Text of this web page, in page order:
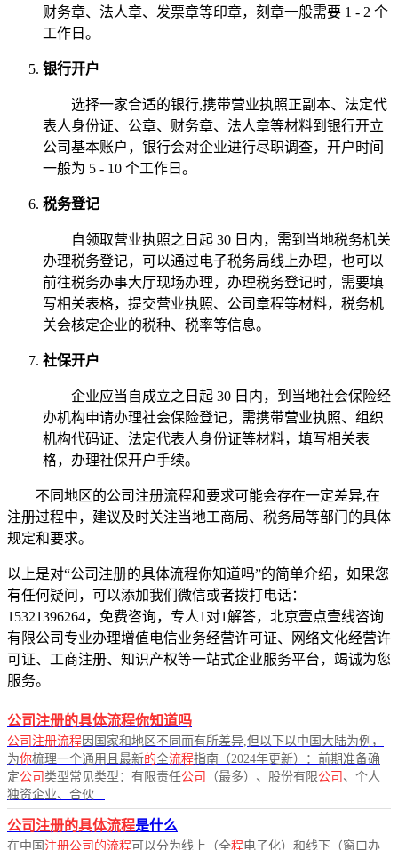
财务章、法人章、发票章等印章，刻章一般需要 1 - 2 个
工作日。
银行开户
选择一家合适的银行,携带营业执照正副本、法定代
表人身份证、公章、财务章、法人章等材料到银行开立
公司基本账户，银行会对企业进行尽职调查，开户时间
一般为 5 - 10 个工作日。
税务登记
自领取营业执照之日起 30 日内，需到当地税务机关
办理税务登记，可以通过电子税务局线上办理，也可以
前往税务办事大厅现场办理，办理税务登记时，需要填
写相关表格，提交营业执照、公司章程等材料，税务机
关会核定企业的税种、税率等信息。
社保开户
企业应当自成立之日起 30 日内，到当地社会保险经
办机构申请办理社会保险登记，需携带营业执照、组织
机构代码证、法定代表人身份证等材料，填写相关表
格，办理社保开户手续。
不同地区的公司注册流程和要求可能会存在一定差异,在
注册过程中，建议及时关注当地工商局、税务局等部门的具体
规定和要求。
以上是对“公司注册的具体流程你知道吗”的简单介绍，如果您
有任何疑问，可以添加我们微信或者拨打电话：
15321396264，免费咨询，专人1对1解答，北京壹点壹线咨询
有限公司专业办理增值电信业务经营许可证、网络文化经营许
可证、工商注册、知识产权等一站式企业服务平台，竭诚为您
服务。
公司注册的具体流程你知道吗
公司注册流程 因国家和地区不同而有所差异,但以下以中国大陆为例，
为你梳理一个通用且最新的全流程指南（2024年更新）：前期准备确
定公司 类型常见类型：有限责任公司 （最多）、股份有限公司 、个人
独资企业、合伙...
公司注册的具体流程是什么
在中国 注册公司的流程可以分为线上（全程电子化）和线下（窗口办